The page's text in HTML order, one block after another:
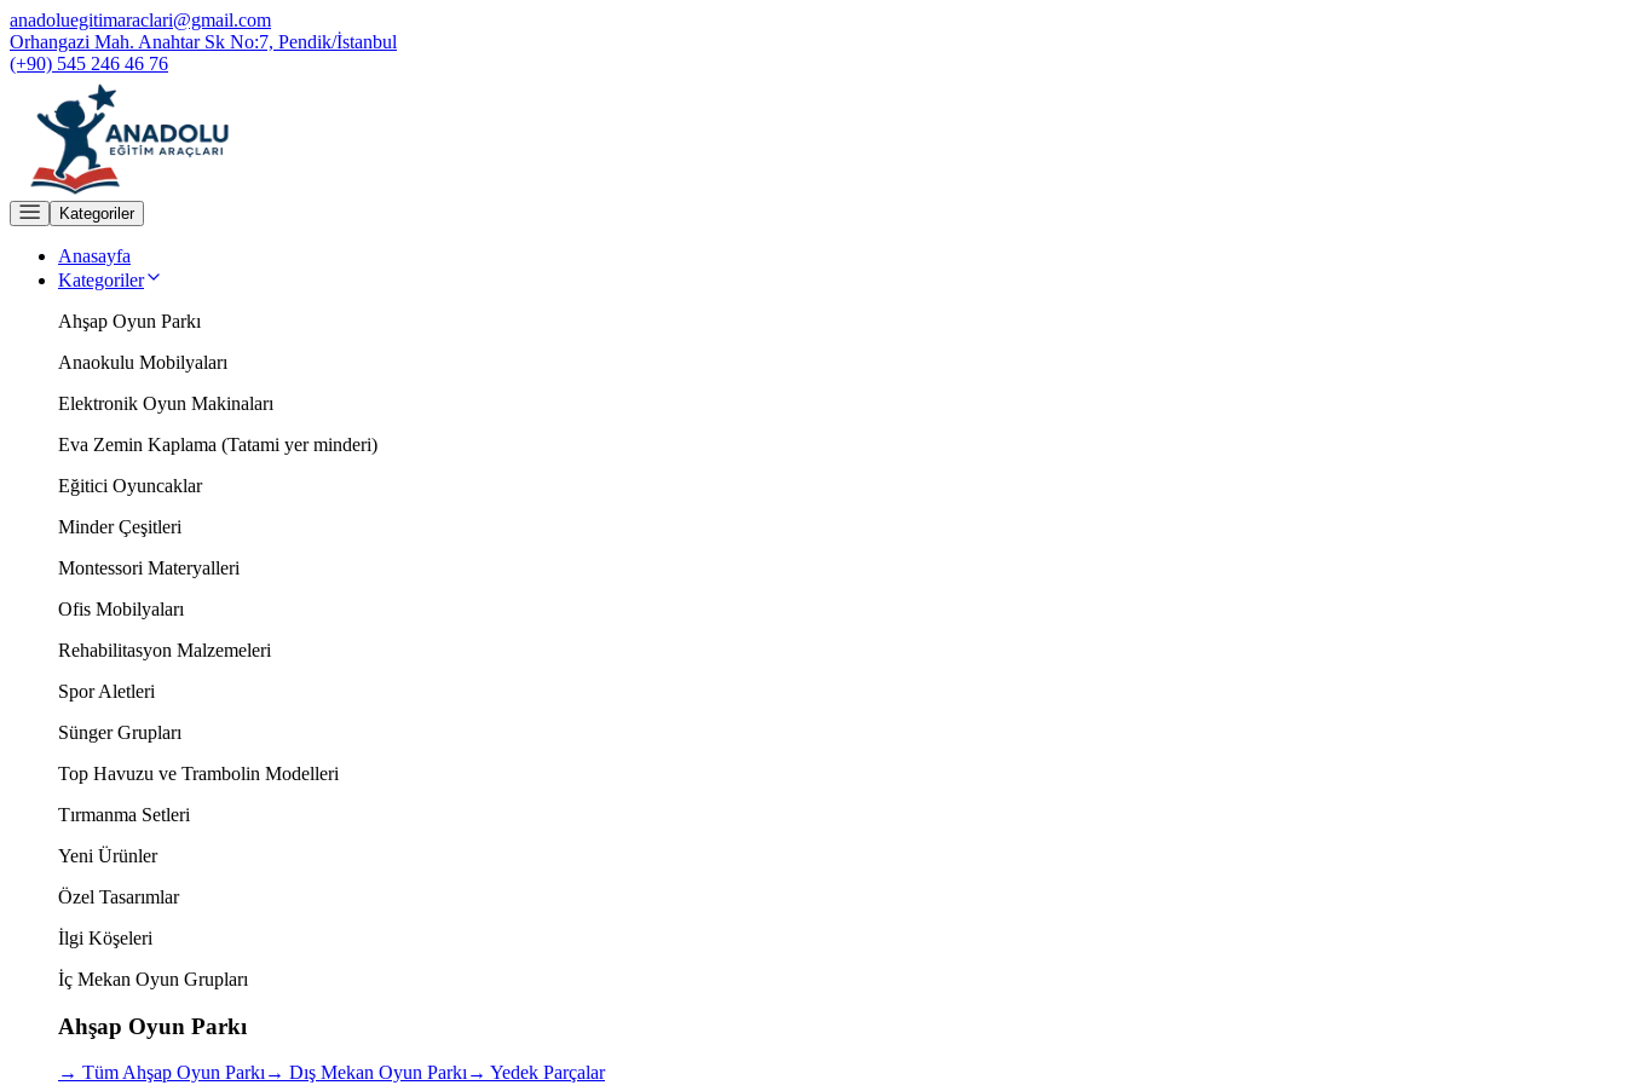
anadoluegitimaraclari@gmail.com
Orhangazi Mah. Anahtar Sk No:7, Pendik/İstanbul
(+90) 545 246 46 76
Kategoriler
Anasayfa
Kategoriler
Ahşap Oyun Parkı
Anaokulu Mobilyaları
Elektronik Oyun Makinaları
Eva Zemin Kaplama (Tatami yer minderi)
Eğitici Oyuncaklar
Minder Çeşitleri
Montessori Materyalleri
Ofis Mobilyaları
Rehabilitasyon Malzemeleri
Spor Aletleri
Sünger Grupları
Top Havuzu ve Trambolin Modelleri
Tırmanma Setleri
Yeni Ürünler
Özel Tasarımlar
İlgi Köşeleri
İç Mekan Oyun Grupları
Ahşap Oyun Parkı
→ Tüm Ahşap Oyun Parkı→ Dış Mekan Oyun Parkı→ Yedek Parçalar